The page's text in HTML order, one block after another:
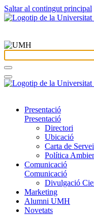
Saltar al contingut principal
Presentació
Presentació
Directori
Ubicació
Carta de
Política
Comunicació
Comunicació
Divulgació
Marketing
Alumni UMH
Novetats